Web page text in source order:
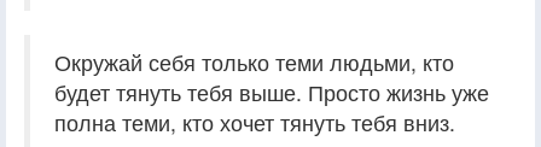
Окружай себя только теми людьми, кто
будет тянуть тебя выше. Просто жизнь уже
полна теми, кто хочет тянуть тебя вниз.